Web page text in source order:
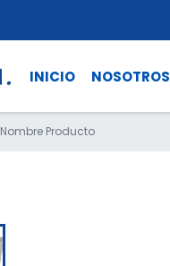
INICIO NOSOTROS
Nombre Producto